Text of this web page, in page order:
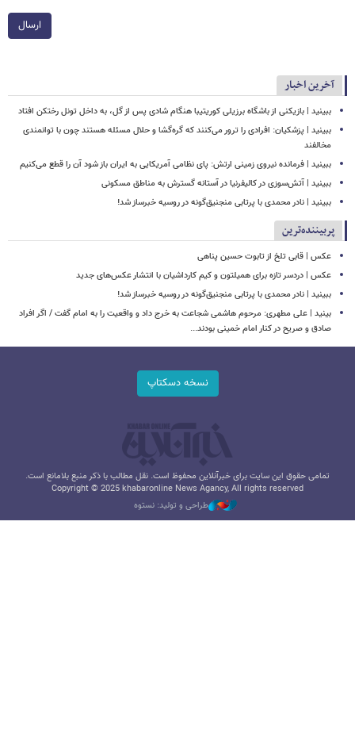
ارسال
آخرین اخبار
ببینید | بازیکنی از باشگاه برزیلی کوریتیبا هنگام شادی پس از گل، به داخل تونل رختکن افتاد
ببینید | پزشکیان: افرادی را ترور می‌کنند که گره‌گشا و حلال مسئله هستند چون با توانمندی
مخالفند
ببینید | فرمانده نیروی زمینی ارتش: پای نظامی آمریکایی به ایران باز شود آن را قطع می‌کنیم
ببینید | آتش‌سوزی در کالیفرنیا در آستانه گسترش به مناطق مسکونی
ببینید | نادر محمدی با پرتابی منجنیق‌گونه در روسیه خبرساز شد!
پربیننده‌ترین
عکس | قابی تلخ از تابوت حسین پناهی
عکس | دردسر تازه برای همیلتون و کیم کارداشیان با انتشار عکس‌های جدید
ببینید | نادر محمدی با پرتابی منجنیق‌گونه در روسیه خبرساز شد!
بینید | علی مطهری: مرحوم هاشمی شجاعت به خرج داد و واقعیت را به امام گفت / اگر افراد
صادق و صریح در کنار امام خمینی بودند...
نسخه دسکتاپ
تمامی حقوق این سایت برای خبرآنلاین محفوظ است. نقل مطالب با ذکر منبع بلامانع است.
Copyright © 2025 khabaronline News Agancy, All rights reserved
طراحی و تولید: نستوه